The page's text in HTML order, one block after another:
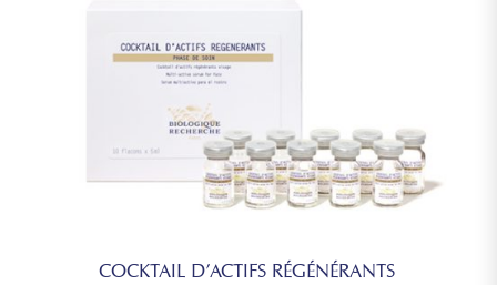
COCKTAIL D’ACTIFS RÉGÉNÉRANTS